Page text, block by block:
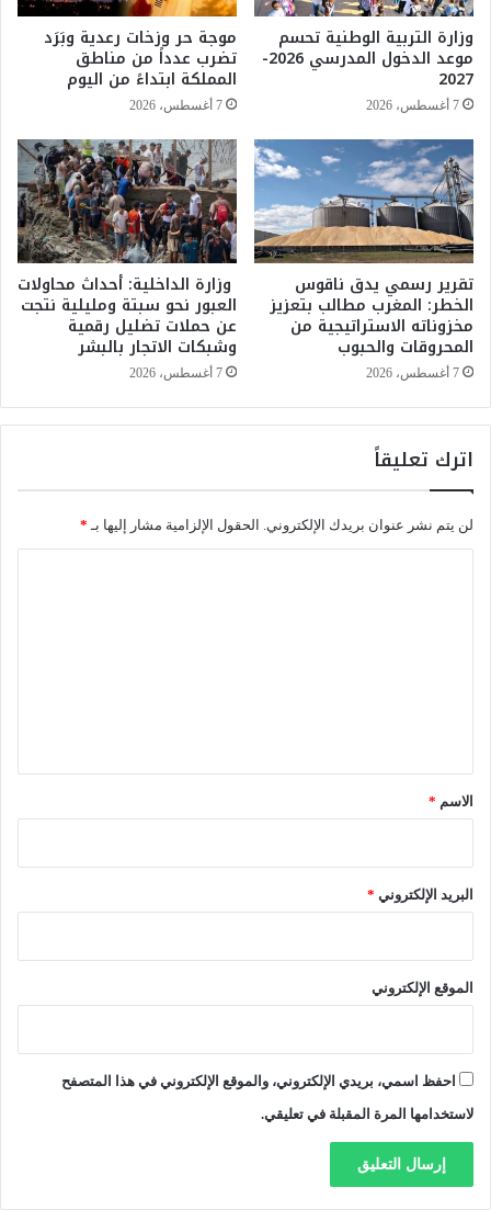
ف
ا
ئ
ة
ا
ل
ر
ئ
ي
س
ي
ت
ز
ب
ا
ل
م
س
ؤ
و
ل
ي
ا
ع
ي
وزارة التربية الوطنية تحسم
موعد الدخول المدرسي 2026-
2027
7 أغسطس، 2026
موجة حر وزخات رعدية وبَرَد
تضرب عدداً من مناطق
المملكة ابتداءً من اليوم
7 أغسطس، 2026
تقرير رسمي يدق ناقوس
الخطر: المغرب مطالب بتعزيز
مخزوناته الاستراتيجية من
المحروقات والحبوب
7 أغسطس، 2026
وزارة الداخلية: أحداث محاولات
العبور نحو سبتة ومليلية نتجت
عن حملات تضليل رقمية
وشبكات الاتجار بالبشر
7 أغسطس، 2026
اترك تعليقاً
لن يتم نشر عنوان بريدك الإلكتروني. الحقول الإلزامية مشار إليها بـ *
*
الاسم *
البريد الإلكتروني *
الموقع الإلكتروني
احفظ اسمي، بريدي الإلكتروني، والموقع الإلكتروني في هذا المتصفح
لاستخدامها المرة المقبلة في تعليقي.